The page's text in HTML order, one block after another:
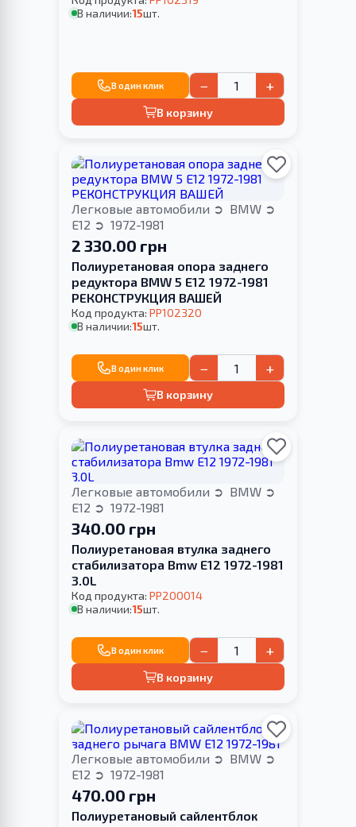
В наличии:15шт.
В один клик − +
В корзину
Легковые автомобили
BMW
E12
1972-1981
2 330.00 грн
Полиуретановая опора заднего
редуктора BMW 5 E12 1972-1981
РЕКОНСТРУКЦИЯ ВАШЕЙ
Код продукта: PP102320
В наличии:15шт.
В один клик − +
В корзину
Легковые автомобили
BMW
E12
1972-1981
340.00 грн
Полиуретановая втулка заднего
стабилизатора Bmw E12 1972-1981
3.0L
Код продукта: PP200014
В наличии:15шт.
В один клик − +
В корзину
Легковые автомобили
BMW
E12
1972-1981
470.00 грн
Полиуретановый сайлентблок